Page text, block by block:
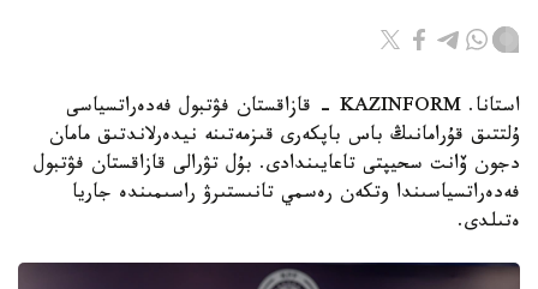
استانا. KAZINFORM - قازاقستان فۋتبول فەدەراتسياسى
ۇلتتىق قۇرامانىڭ باس باپكەرى قىزمەتىنە نيدەرلاندتىق مامان
دجون ۆانت سحيپتى تاعايىندادى. بۇل تۋرالى قازاقستان فۋتبول
فەدەراتسياسىندا وتكەن رەسمي تانىستىرۋ راسىمىندە جاريا
ەتىلدى.